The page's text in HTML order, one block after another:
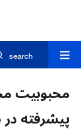
search
محبوبیت
پیشرفته